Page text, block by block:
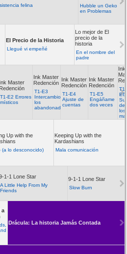
felina
Hubble un Geko
en Problemas
El Precio de la Historia
Llegué vi empeñé
Lo mejor de El
precio de la
historia
En el nombre del
padre
Ink Master
Redención
T1-E2 Errores
místicos
Ink Master
Redención
T1-E3
Intercambio
los
abandonados
Ink Master
Redención
T1-E4
Ajuste de
cuentas
Ink Master
Redención
T1-E5
Engáñame
dos veces
Ink
T1-
E6
de
los
Up with the
(a lo desconocido)
Keeping Up with the
Kardashians
Mala comunicación
1-1 Lone Star
A Little Help From My
Friends
9-1-1 Lone Star
Slow Burn
a
Drácula: La historia Jamás Contada